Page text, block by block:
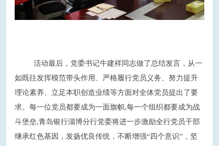
活动最后，党委书记牛建祥同志做了总结发言，从一
如既往发挥模范带头作用、严格履行党员义务、努力提升
理论素养、立足本职创造业绩等方面对全体党员提出了要
求。每一位党员都要成为一面旗帜,每一个组织都要成为战
斗堡垒,青岛银行淄博分行党委将进一步激励全行党员干部
继承红色基因，发扬优良传统，不断增强“四个意识”，坚